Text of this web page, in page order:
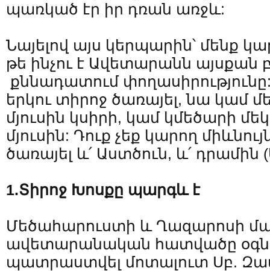
պառկած էր իր դռան առջև:
Նայելով այս կերպարին՝ մենք
թե ինչու է Ավետարանն
քննադատում
երկու տիրոջ ծառայել, նա կամ
մյուսին կսիրի, կամ կմեծարի
մյուսին: Դուք չեք կարող
ծառայել և՛ Աստծուն, և՛ դրամին
1.Տիրոջ Խոսքը պարգև է
Մեծահարուստի և Ղազարոսի
ավետարանական հատվածը
պատրաստվել մոտալուտ Սբ.